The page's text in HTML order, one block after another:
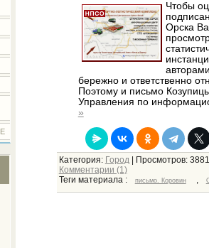
Чтобы
Орска
бережно и ответственно
Поэтому и письмо
Управления по
»
Категория: Город| Просмотров:
Комментарии (1)
Теги материала :
письмо. Коровин ,